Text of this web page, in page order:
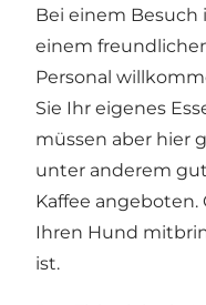
Bei einem Besuch
einem
Personal
Sie Ihr eigenes
müssen aber hier
unter anderem
Kaffee angeboten.
Ihren Hund
ist.